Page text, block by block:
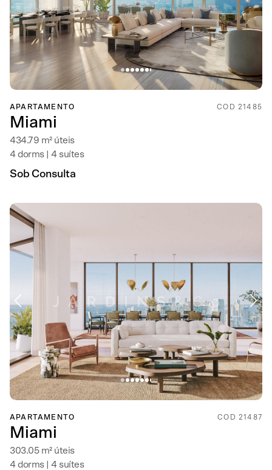
APARTAMENTO COD 21485
Miami
434.79 m² úteis
4 dorms | 4 suítes
Sob Consulta
APARTAMENTO COD 21487
Miami
303.05 m² úteis
4 dorms | 4 suítes